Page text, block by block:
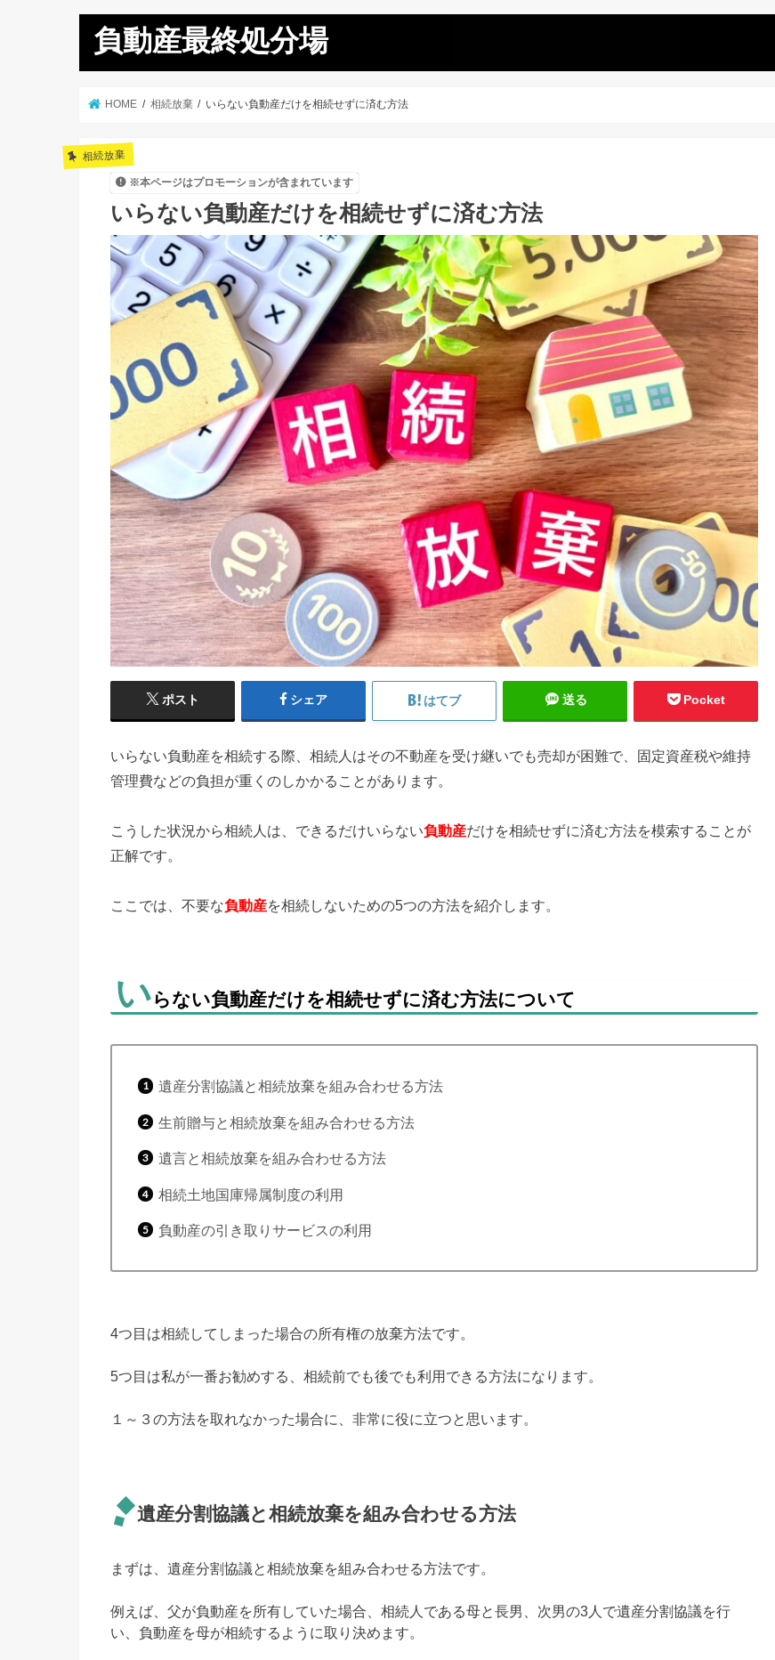
負動産最終処分場
HOME 相続放棄 いらない負動産だけを相続せずに済む方法
相続放棄
※本ページはプロモーションが含まれています
いらない負動産だけを相続せずに済む方法
ポスト シェア はてブ 送る Pocket
いらない負動産を相続する際、相続人はその不動産を受け継いでも売却が困難で、固定資産税や維持
管理費などの負担が重くのしかかることがあります。
こうした状況から相続人は、できるだけいらない負動産だけを相続せずに済む方法を模索することが
正解です。
ここでは、不要な負動産を相続しないための5つの方法を紹介します。
いらない負動産だけを相続せずに済む方法について
遺産分割協議と相続放棄を組み合わせる方法
生前贈与と相続放棄を組み合わせる方法
遺言と相続放棄を組み合わせる方法
相続土地国庫帰属制度の利用
負動産の引き取りサービスの利用
4つ目は相続してしまった場合の所有権の放棄方法です。
5つ目は私が一番お勧めする、相続前でも後でも利用できる方法になります。
１～３の方法を取れなかった場合に、非常に役に立つと思います。
遺産分割協議と相続放棄を組み合わせる方法
まずは、遺産分割協議と相続放棄を組み合わせる方法です。
例えば、父が負動産を所有していた場合、相続人である母と長男、次男の3人で遺産分割協議を行
い、負動産を母が相続するように取り決めます。